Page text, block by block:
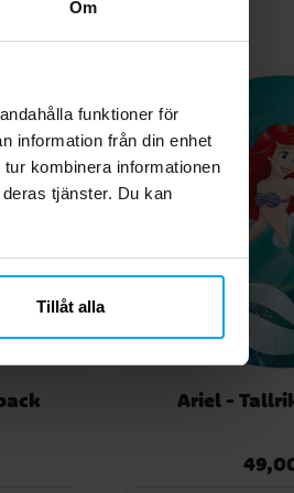
Om
funktioner för
information från din enhet
kombinera informationen
tjänster. Du kan
Tillåt alla
Ariel -
Pris: